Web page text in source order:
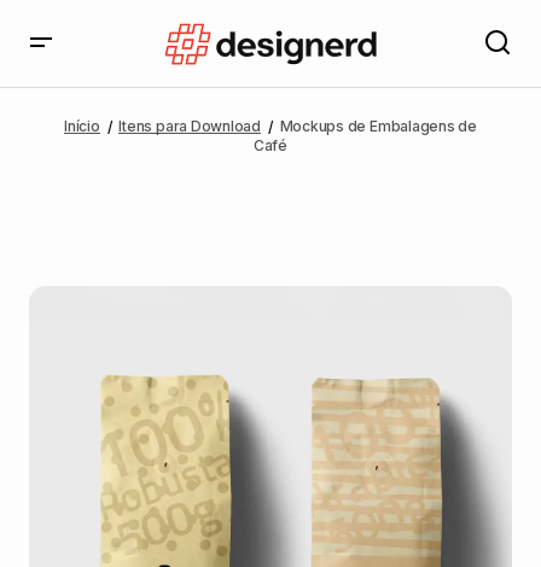
Início Itens para Download
Mockups de Embalagens de
Café